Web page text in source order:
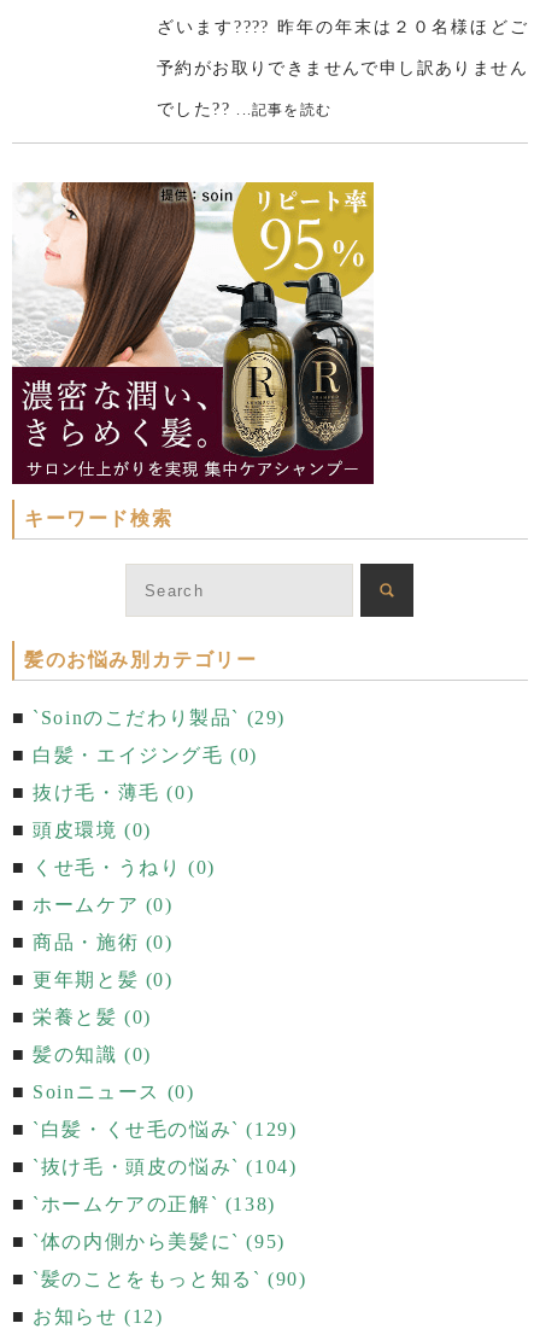
ざいます???? 昨年の年末は２０名様ほどご
予約がお取りできませんで申し訳ありません
でした?? ...記事を読む
キーワード検索
髪のお悩み別カテゴリー
`Soinのこだわり製品` (29)
白髪・エイジング毛 (0)
抜け毛・薄毛 (0)
頭皮環境 (0)
くせ毛・うねり (0)
ホームケア (0)
商品・施術 (0)
更年期と髪 (0)
栄養と髪 (0)
髪の知識 (0)
Soinニュース (0)
`白髪・くせ毛の悩み` (129)
`抜け毛・頭皮の悩み` (104)
`ホームケアの正解` (138)
`体の内側から美髪に` (95)
`髪のことをもっと知る` (90)
お知らせ (12)